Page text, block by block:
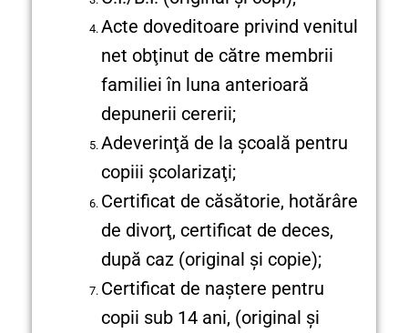
Acte doveditoare privind venitul
net obţinut de către membrii
familiei în luna anterioară
depunerii cererii;
Adeverinţă de la şcoală pentru
copiii şcolarizaţi;
Certificat de căsătorie, hotărâre
de divorţ, certificat de deces,
după caz (original şi copie);
Certificat de naştere pentru
copii sub 14 ani, (original şi